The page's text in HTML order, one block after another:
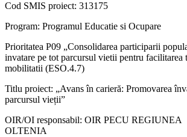
Cod SMIS proiect: 313175
Program: Programul Educatie si Ocupare
Prioritatea P09 „Consolidarea participarii
invatare pe tot parcursul vietii pentru facilitarea
mobilitatii (ESO.4.7)
Titlu proiect: „Avans în carieră: Promovarea
parcursul vieții”
OIR/OI responsabil: OIR PECU
OLTENIA